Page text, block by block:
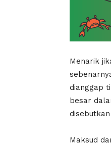
Menarik
dianggap
besar
Maksud